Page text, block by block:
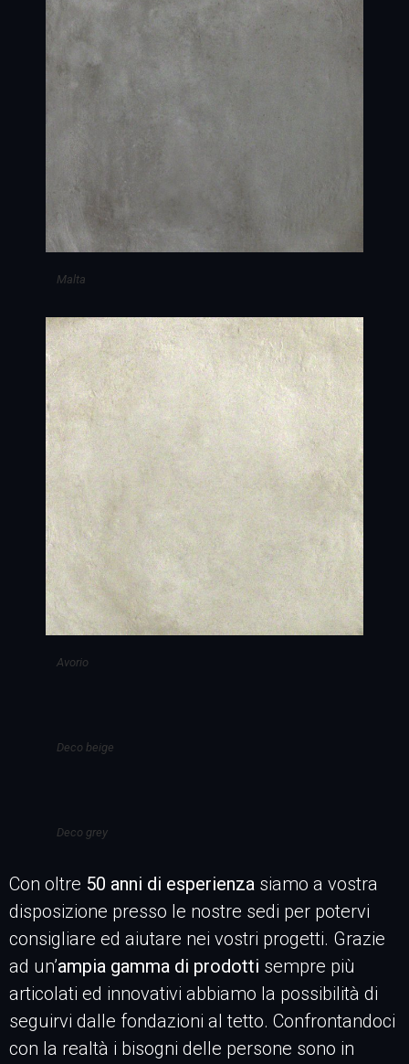
Malta
Avorio
Deco beige
Deco grey
Con oltre 50 anni di esperienza siamo a vostra
disposizione presso le nostre sedi per potervi
consigliare ed aiutare nei vostri progetti. Grazie
ad un’ampia gamma di prodotti sempre più
articolati ed innovativi abbiamo la possibilità di
seguirvi dalle fondazioni al tetto. Confrontandoci
con la realtà i bisogni delle persone sono in